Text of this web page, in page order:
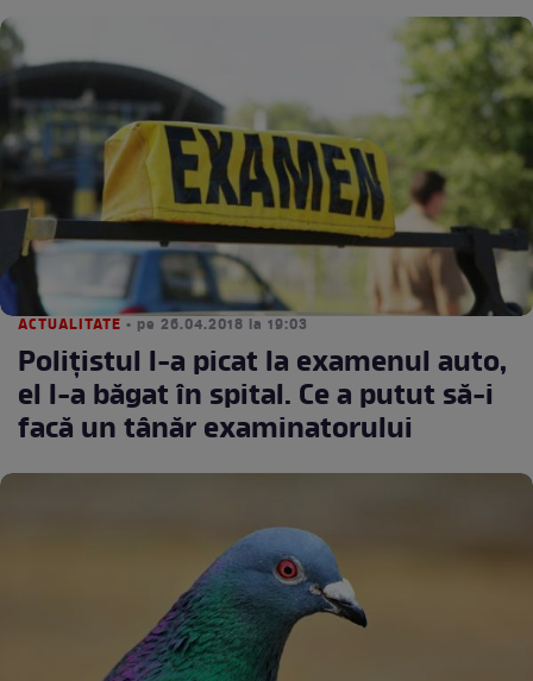
ACTUALITATE • pe 26.04.2018 la 19:03
Poliţistul l-a picat la examenul auto,
el l-a băgat în spital. Ce a putut să-i
facă un tânăr examinatorului